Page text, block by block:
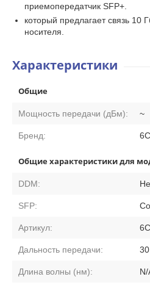
приемопередатчик SFP+.
который предлагает связь 10
носителя.
Характеристики
Общие
Мощность передачи (дБм): ~
Бренд:
Общие характеристики для
DDM:
SFP:
Артикул:
Дальность передачи:
Длина волны (нм): N/